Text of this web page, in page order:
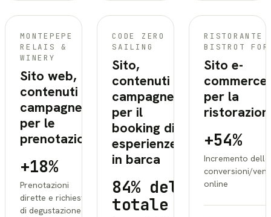
MONTEPEPE
RELAIS &
WINERY
Sito web,
contenuti e
campagne
per le
prenotazioni
+18%
Prenotazioni
dirette e richieste
di degustazione da
CODE ZERO
SAILING
Sito,
contenuti e
campagne
per il
booking di
esperienze
in barca
84% del
totale
RISTORANTE
BISTROT
Sito e-
commerce
per la
+54%
Incremento delle
conversioni/
online